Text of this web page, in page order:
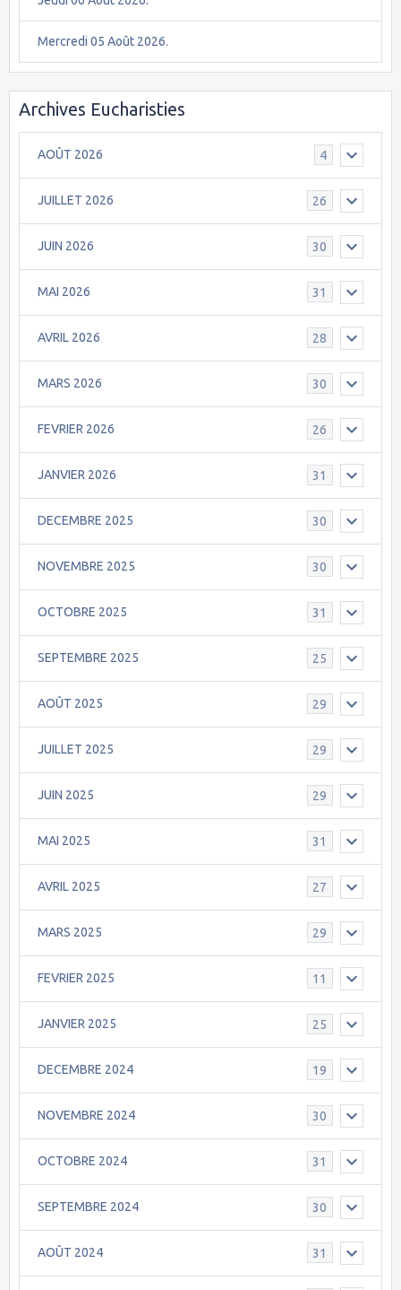
Mercredi 05 Août 2026.
Archives Eucharisties
AOÛT 2026 4
JUILLET 2026 26
JUIN 2026 30
MAI 2026 31
AVRIL 2026 28
MARS 2026 30
FEVRIER 2026 26
JANVIER 2026 31
DECEMBRE 2025 30
NOVEMBRE 2025 30
OCTOBRE 2025 31
SEPTEMBRE 2025 25
AOÛT 2025 29
JUILLET 2025 29
JUIN 2025 29
MAI 2025 31
AVRIL 2025 27
MARS 2025 29
FEVRIER 2025 11
JANVIER 2025 25
DECEMBRE 2024 19
NOVEMBRE 2024 30
OCTOBRE 2024 31
SEPTEMBRE 2024 30
AOÛT 2024 31